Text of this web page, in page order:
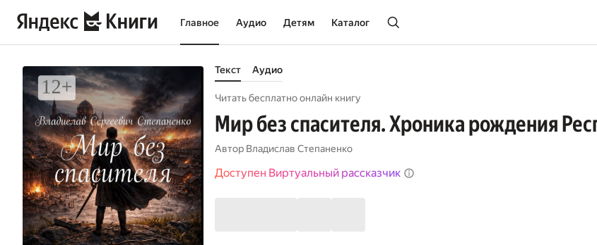
Главное Аудио Детям Каталог
Текст Аудио
Читать бесплатно онлайн книгу
Мир без спасителя. Хроника рождения
Автор Владислав Степаненко
Доступен Виртуальный рассказчик